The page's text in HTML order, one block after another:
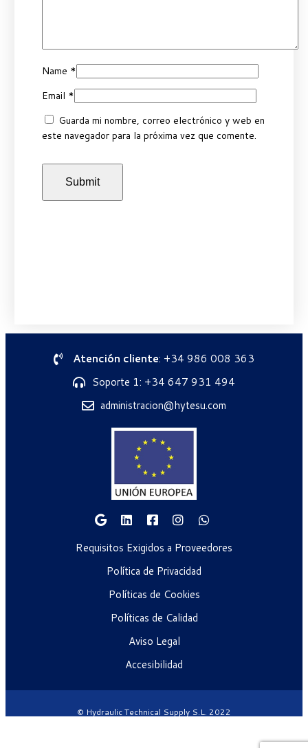
Name *
Email *
Guarda mi nombre, correo electrónico y web en
este navegador para la próxima vez que comente.
Atención cliente: +34 986 008 363
Soporte 1: +34 647 931 494
administracion@hytesu.com
Requisitos Exigidos a Proveedores
Política de Privacidad
Políticas de Cookies
Políticas de Calidad
Aviso Legal
Accesibilidad
© Hydraulic Technical Supply S.L. 2022